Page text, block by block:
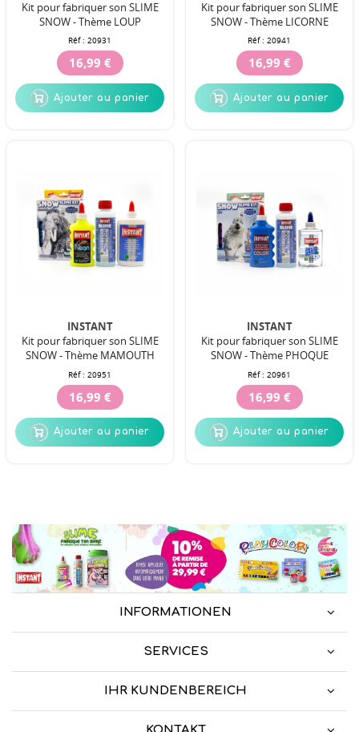
Kit pour fabriquer son SLIME
SNOW - Thème LOUP
Réf : 20931
16,99 €
Ajouter au panier
Kit pour fabriquer son SLIME
SNOW - Thème LICORNE
Réf : 20941
16,99 €
Ajouter au panier
INSTANT
Kit pour fabriquer son SLIME
SNOW - Thème MAMOUTH
Réf : 20951
16,99 €
Ajouter au panier
INSTANT
Kit pour fabriquer son SLIME
SNOW - Thème PHOQUE
Réf : 20961
16,99 €
Ajouter au panier
INFORMATIONEN
SERVICES
IHR KUNDENBEREICH